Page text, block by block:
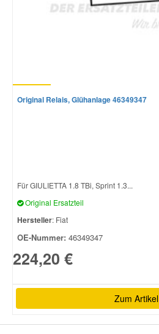
Original Relais, Glühanlage 46349347
Für GIULIETTA 1.8 TBi, Sprint 1.3...
Original Ersatzteil
Hersteller: Fiat
OE-Nummer: 46349347
224,20 €
Zum Artikel